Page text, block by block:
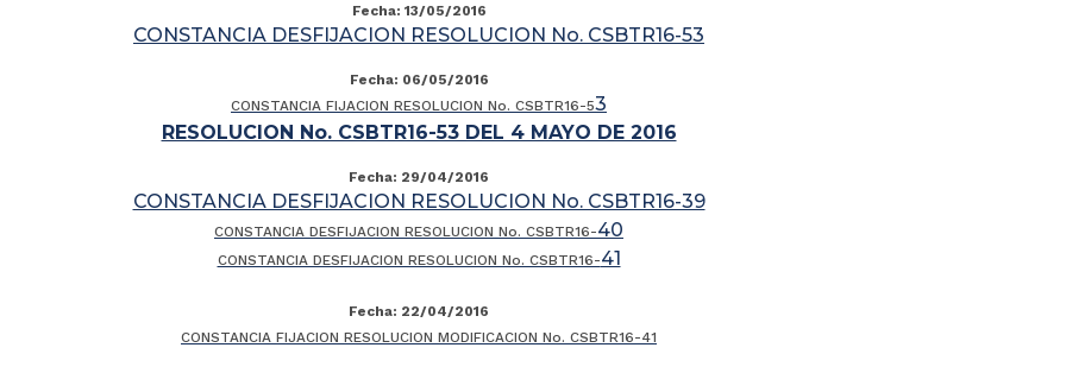
Fecha: 13/05/2016
CONSTANCIA DESFIJACION RESOLUCION No. CSBTR16-53
Fecha: 06/05/2016
CONSTANCIA FIJACION RESOLUCION No. CSBTR16-53
RESOLUCION No. CSBTR16-53 DEL 4 MAYO DE 2016
Fecha: 29/04/2016
CONSTANCIA DESFIJACION RESOLUCION No. CSBTR16-39
CONSTANCIA DESFIJACION RESOLUCION No. CSBTR16-40
CONSTANCIA DESFIJACION RESOLUCION No. CSBTR16-41
Fecha: 22/04/2016
CONSTANCIA FIJACION RESOLUCION MODIFICACION No. CSBTR16-41